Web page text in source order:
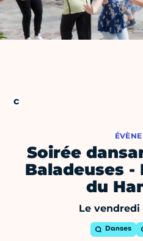
Soirée
Baladeuses -
du
Le vendredi
Danses